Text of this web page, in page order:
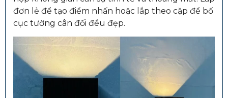
đơn lẻ để tạo điểm nhấn hoặc lắp theo cặp để bố
cục tường cân đối đều đẹp.